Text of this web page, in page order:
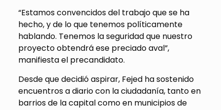
“Estamos convencidos del trabajo que se ha
hecho, y de lo que tenemos políticamente
hablando. Tenemos la seguridad que nuestro
proyecto obtendrá ese preciado aval”,
manifiesta el precandidato.
Desde que decidió aspirar, Fejed ha sostenido
encuentros a diario con la ciudadanía, tanto en
barrios de la capital como en municipios de